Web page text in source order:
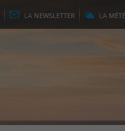
LA NEWSLETTER LA